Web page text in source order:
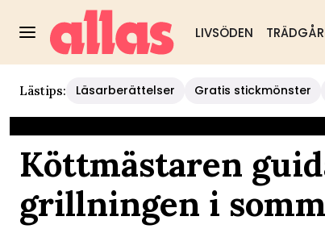
LIVSÖDEN
Lästips: Läsarberättelser Gratis stickmönster
Köttmästaren
grillningen i